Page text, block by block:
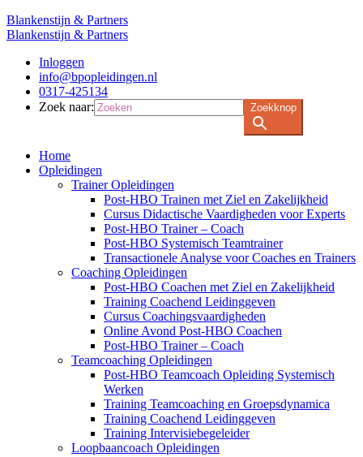
Blankenstijn & Partners
Blankenstijn & Partners
Inloggen
info@bpopleidingen.nl
0317-425134
Zoek naar:
Zoekknop
Home
Opleidingen
Trainer Opleidingen
Post-HBO Trainen met Ziel en Zakelijkheid
Cursus Didactische Vaardigheden voor Experts
Post-HBO Trainer – Coach
Post-HBO Systemisch Teamtrainer
Transactionele Analyse voor Coaches en Trainers
Coaching Opleidingen
Post-HBO Coachen met Ziel en Zakelijkheid
Training Coachend Leidinggeven
Cursus Coachingsvaardigheden
Online Avond Post-HBO Coachen
Post-HBO Trainer – Coach
Teamcoaching Opleidingen
Post-HBO Teamcoach Opleiding Systemisch
Werken
Training Teamcoaching en Groepsdynamica
Training Coachend Leidinggeven
Training Intervisiebegeleider
Loopbaancoach Opleidingen